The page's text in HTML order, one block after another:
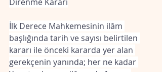
İlk Derece Mahkemesinin ilâm
başlığında tarih ve sayısı belirtilen
kararı ile önceki kararda yer alan
gerekçenin yanında; her ne kadar